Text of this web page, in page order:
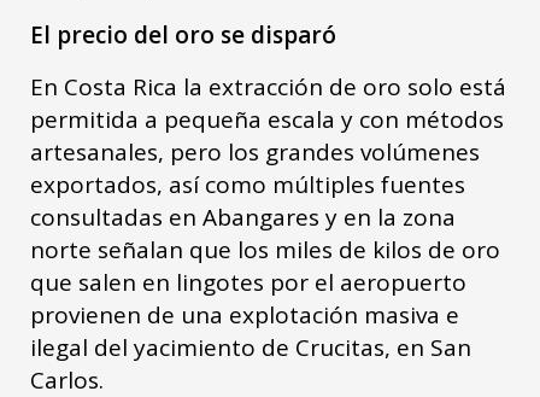
El precio del oro se disparó
En Costa Rica la extracción de oro solo está
permitida a pequeña escala y con métodos
artesanales, pero los grandes volúmenes
exportados, así como múltiples fuentes
consultadas en Abangares y en la zona
norte señalan que los miles de kilos de oro
que salen en lingotes por el aeropuerto
provienen de una explotación masiva e
ilegal del yacimiento de Crucitas, en San
Carlos.